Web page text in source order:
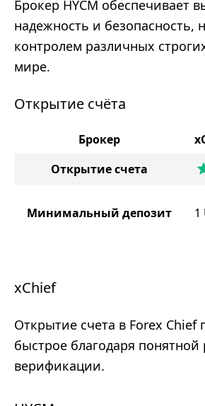
Брокер HYCM обеспечивает
надежность и безопасность,
контролем различных
мире.
Открытие счёта
Брокер
Открытие счета
Минимальный депозит 1
xChief
Открытие счета в Forex Chief
быстрое благодаря понятной
верификации.